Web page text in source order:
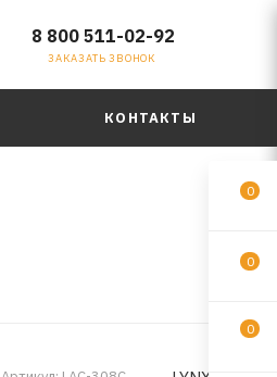
8 800 511-02-92
ЗАКАЗАТЬ ЗВОНОК
КОНТАКТЫ
0
0
0